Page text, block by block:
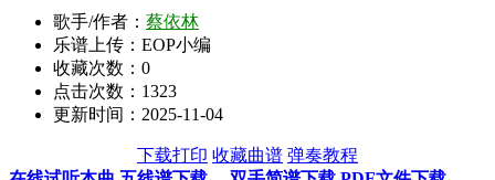
歌手/作者： 蔡依林
乐谱上传：EOP小编
收藏次数： 0
点击次数：1323
更新时间：2025-11-04
下载打印 收藏曲谱 弹奏教程